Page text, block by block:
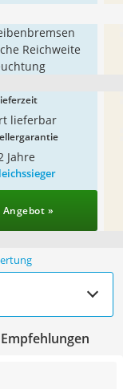
Reichweite
lieferbar
Jahre
Angebot »